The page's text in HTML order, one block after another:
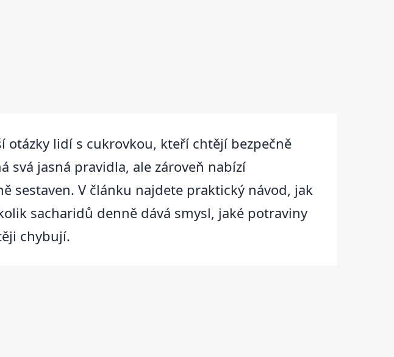
lidí s cukrovkou, kteří chtějí bezpečně
jasná pravidla, ale zároveň nabízí
sestaven. V článku najdete praktický návod, jak
sacharidů denně dává smysl, jaké potraviny
chybují.